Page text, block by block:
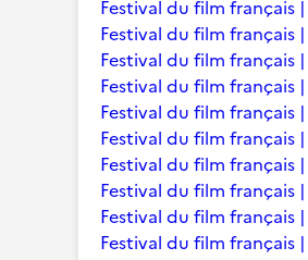
Festival du film français
Festival du film français
Festival du film français
Festival du film français
Festival du film français
Festival du film français
Festival du film français
Festival du film français
Festival du film français |
Festival du film français